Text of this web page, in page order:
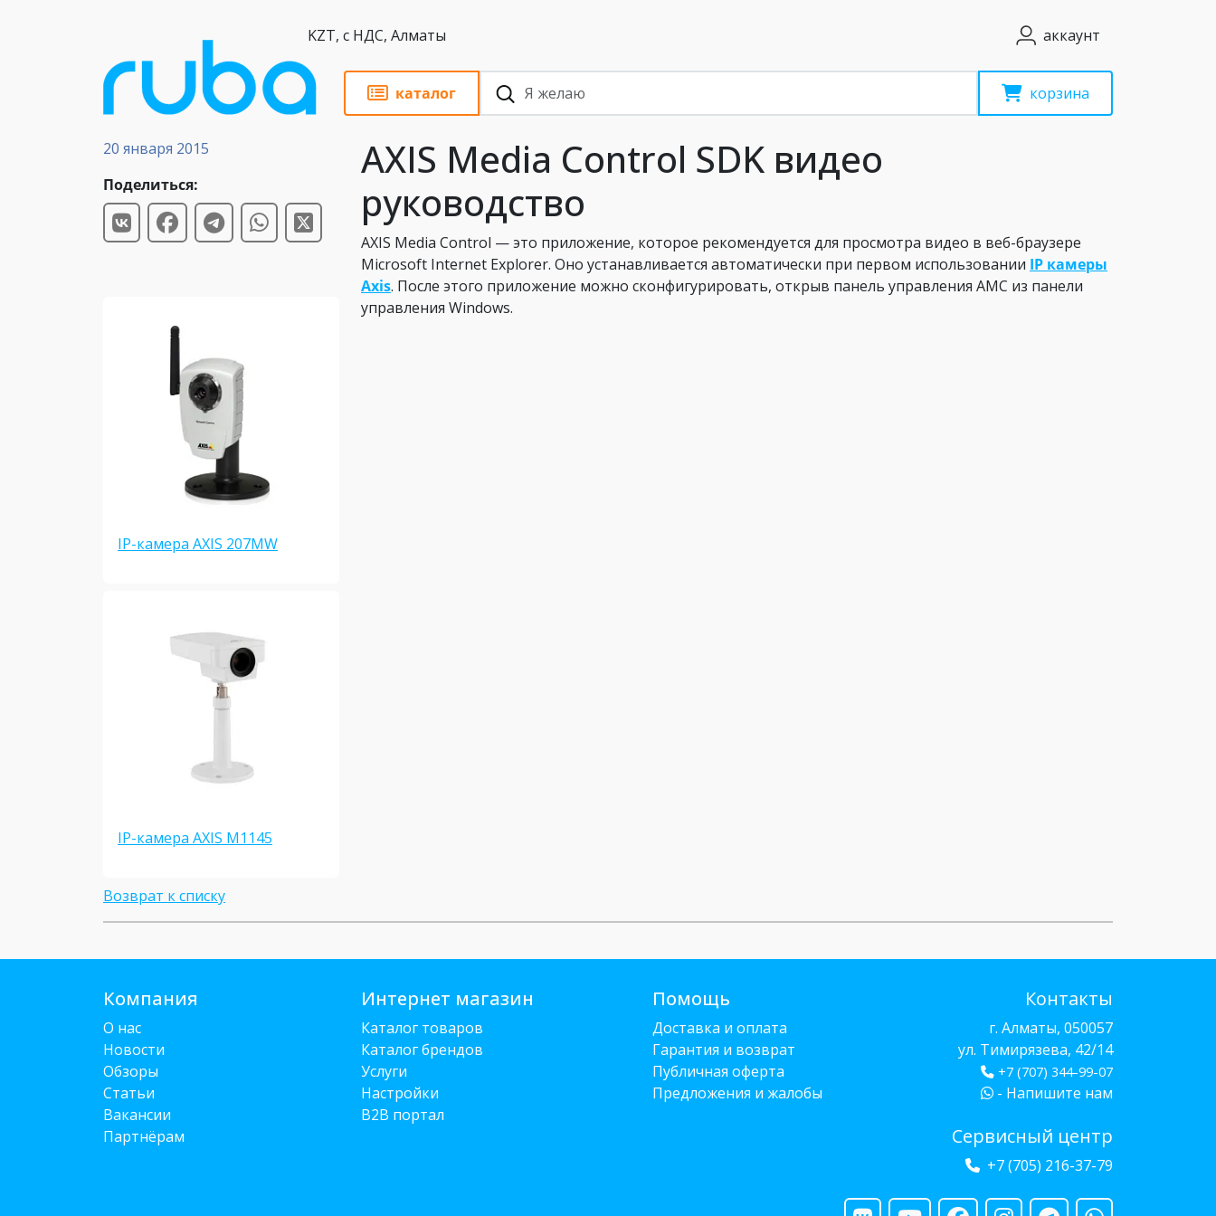
KZT, с НДС, Алматы аккаунт
каталог корзина
Обзоры
20 января 2015
Поделиться:
IP-камера AXIS 207MW
IP-камера AXIS M1145
AXIS Media Control SDK видео
руководство
AXIS Media Control — это приложение, которое рекомендуется для просмотра видео в веб-браузере
Microsoft Internet Explorer. Оно устанавливается автоматически при первом использовании IP камеры
Axis. После этого приложение можно сконфигурировать, открыв панель управления AMC из панели
управления Windows.
Возврат к списку
Компания
О нас
Новости
Обзоры
Статьи
Вакансии
Партнёрам
Интернет магазин
Каталог товаров
Каталог брендов
Услуги
Настройки
B2B портал
Помощь
Доставка и оплата
Гарантия и возврат
Публичная оферта
Предложения и жалобы
Контакты
г. Алматы, 050057
ул. Тимирязева, 42/14
+7 (707) 344-99-07
- Напишите нам
Сервисный центр
+7 (705) 216-37-79